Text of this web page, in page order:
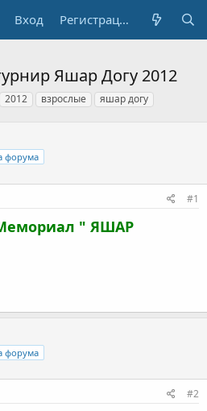
Вход Регистрация
Яшар Догу 2012
Т2012 взрослые яшар догу
форума
#1
" ЯШАР
форума
#2